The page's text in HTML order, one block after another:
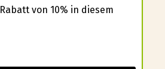
von 10% in diesem